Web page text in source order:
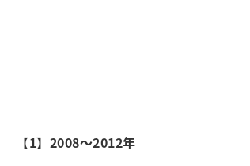
【1】2008～2012年